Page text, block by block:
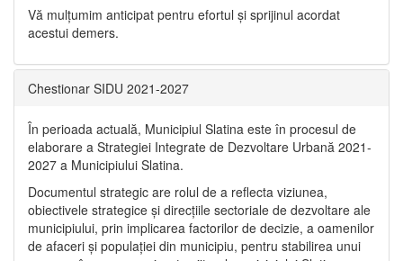
Vă mulţumim anticipat pentru efortul şi sprijinul acordat
acestui demers.
Chestionar SIDU 2021-2027
În perioada actuală, Municipiul Slatina este în procesul de
elaborare a Strategiei Integrate de Dezvoltare Urbană 2021‐
2027 a Municipiului Slatina.
Documentul strategic are rolul de a reflecta viziunea,
obiectivele strategice și direcțiile sectoriale de dezvoltare ale
municipiului, prin implicarea factorilor de decizie, a oamenilor
de afaceri și populației din municipiu, pentru stabilirea unui